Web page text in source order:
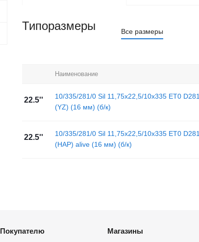
Типоразмеры Все размеры
Наименование
22.5''
10/335/281/0 Sil 11,75x22,5/10x335 ET0 D281
(YZ) (16 мм) (б/к)
22.5''
10/335/281/0 Sil 11,75x22,5/10x335 ET0 D281
(HAP) alive (16 мм) (б/к)
Покупателю Магазины